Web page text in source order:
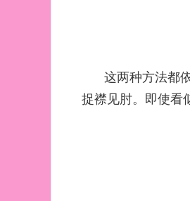
这两种方法都
捉襟见肘。即使看